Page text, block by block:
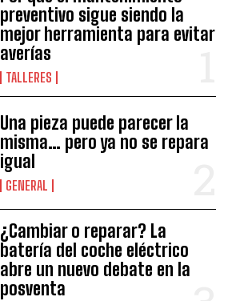
preventivo sigue siendo la
mejor herramienta para evitar
averías
TALLERES
Una pieza puede parecer la
misma… pero ya no se repara
igual
GENERAL
¿Cambiar o reparar? La
batería del coche eléctrico
abre un nuevo debate en la
posventa